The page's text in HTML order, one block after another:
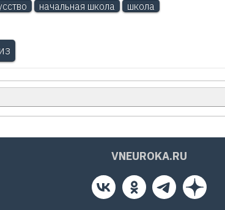
начальная школа школа
VNEUROKA.RU